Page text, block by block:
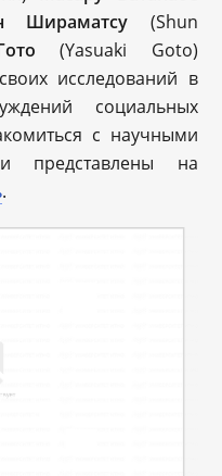
Шираматсу (Shun
(Yasuaki Goto)
исследований в
социальных
с научными
представлены на
.